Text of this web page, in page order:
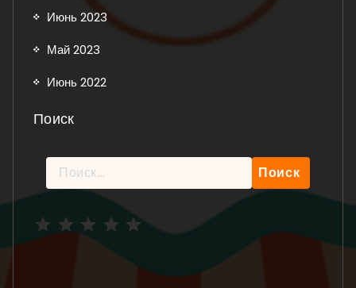
Июнь 2023
Май 2023
Июнь 2022
Поиск
Найти: